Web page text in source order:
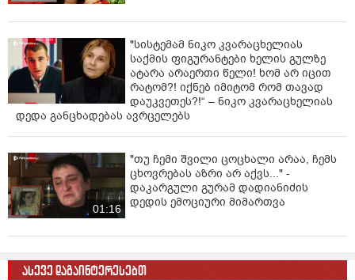
"სისტემამ ნიკო კვარაცხელიას
საქმის ფიგურანტები ხელის გულზე
ატარა არაერთი წელი! ხომ არ იცით
რატომ?! იქნებ იმიტომ რომ თავად
დაუკვეთეს?!“ – ნიკო კვარაცხელიას
დედა განცხადებას ავრცელებს
01:16
"თუ ჩემი შვილი ცოცხალი არაა, ჩემს
ცხოვრებას აზრი არ აქვს..." -
დაკარგული გურამ დადიანიძის
დედის ემოციური მიმართვა
ასევე დაგაინტერესებთ